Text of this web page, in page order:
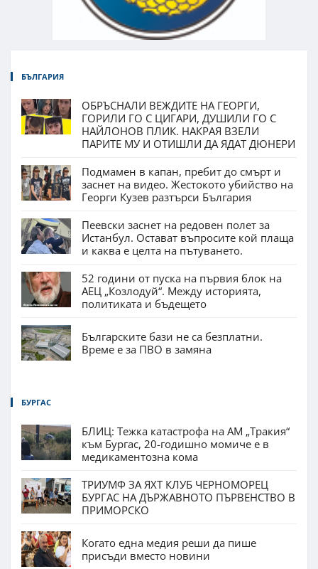
БЪЛГАРИЯ
ОБРЪСНАЛИ ВЕЖДИТЕ НА ГЕОРГИ,
ГОРИЛИ ГО С ЦИГАРИ, ДУШИЛИ ГО С
НАЙЛОНОВ ПЛИК. НАКРАЯ ВЗЕЛИ
ПАРИТЕ МУ И ОТИШЛИ ДА ЯДАТ ДЮНЕРИ
Подмамен в капан, пребит до смърт и
заснет на видео. Жестокото убийство на
Георги Кузев разтърси България
Пеевски заснет на редовен полет за
Истанбул. Остават въпросите кой плаща
и каква е целта на пътуването.
52 години от пуска на първия блок на
АЕЦ „Козлодуй“. Между историята,
политиката и бъдещето
Българските бази не са безплатни.
Време е за ПВО в замяна
БУРГАС
БЛИЦ: Тежка катастрофа на АМ „Тракия“
към Бургас, 20-годишно момиче е в
медикаментозна кома
ТРИУМФ ЗА ЯХТ КЛУБ ЧЕРНОМОРЕЦ
БУРГАС НА ДЪРЖАВНОТО ПЪРВЕНСТВО В
ПРИМОРСКО
Когато една медия реши да пише
присъди вместо новини